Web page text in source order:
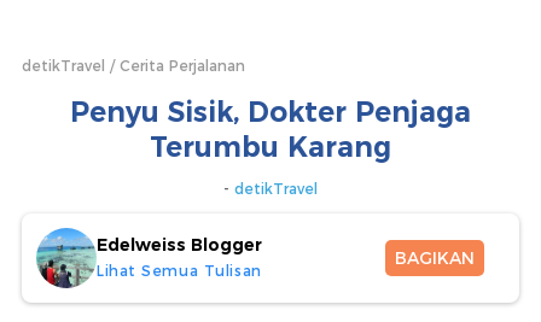
detikTravel Cerita Perjalanan
Penyu Sisik, Dokter Penjaga
Terumbu Karang
- detikTravel
Edelweiss Blogger
Lihat Semua Tulisan
BAGIKAN